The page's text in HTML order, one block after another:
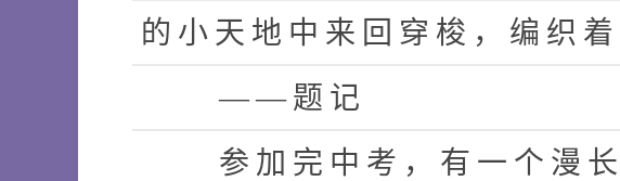
的 小 天 地 中 来 回 穿 梭 ， 编 织 着
—— 题 记
参 加 完 中 考 ， 有 一 个 漫 长